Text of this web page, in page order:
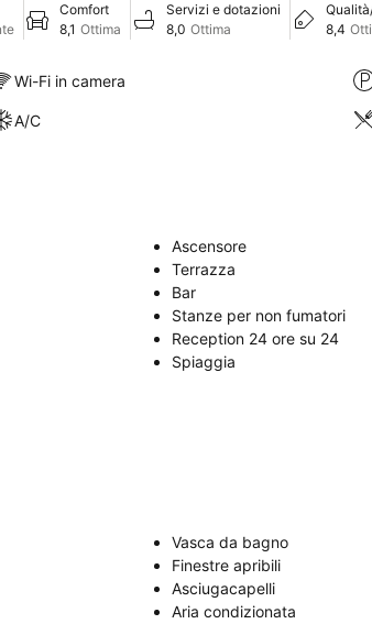
Comfort
8,1 Ottima
Servizi e dotazioni
8,0 Ottima
8,4
Wi-Fi in camera
A/C
Ascensore
Terrazza
Bar
Stanze per non fumatori
Reception 24 ore su 24
Spiaggia
Vasca da bagno
Finestre apribili
Asciugacapelli
Aria condizionata